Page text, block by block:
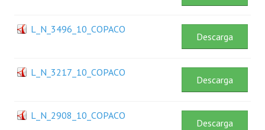
Marco Normativo
Plan Estratégico 2022 - 2026
Memorias
L_N_3496_10_COPACO
Descarga
L_N_3217_10_COPACO
Descarga
L_N_2908_10_COPACO
Descarga